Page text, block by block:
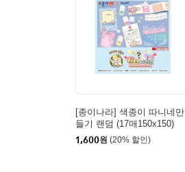
[종이나라] 색종이 따니네만
들기 랜덤 (17매150x150)
1,600원 (20% 할인)